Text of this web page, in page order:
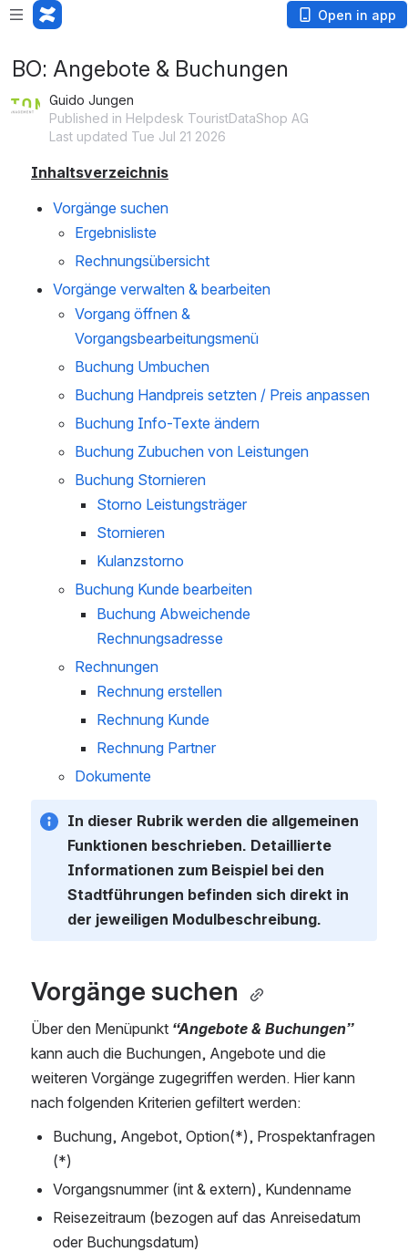
Open in app
BO: Angebote & Buchungen
Guido Jungen
Published in Helpdesk TouristDataShop AG
Last updated Tue Jul 21 2026
Inhaltsverzeichnis
Vorgänge suchen
Ergebnisliste
Rechnungsübersicht
Vorgänge verwalten & bearbeiten
Vorgang öffnen &
Vorgangsbearbeitungsmenü
Buchung Umbuchen
Buchung Handpreis setzten / Preis anpassen
Buchung Info-Texte ändern
Buchung Zubuchen von Leistungen
Buchung Stornieren
Storno Leistungsträger
Stornieren
Kulanzstorno
Buchung Kunde bearbeiten
Buchung Abweichende
Rechnungsadresse
Rechnungen
Rechnung erstellen
Rechnung Kunde
Rechnung Partner
Dokumente
In dieser Rubrik werden die allgemeinen
Funktionen beschrieben. Detaillierte
Informationen zum Beispiel bei den
Stadtführungen befinden sich direkt in
der jeweiligen Modulbeschreibung.
Vorgänge suchen
Über den Menüpunkt “Angebote & Buchungen”
kann auch die Buchungen, Angebote und die
weiteren Vorgänge zugegriffen werden. Hier kann
nach folgenden Kriterien gefiltert werden:
Buchung, Angebot, Option(*), Prospektanfragen
(*)
Vorgangsnummer (int & extern), Kundenname
Reisezeitraum (bezogen auf das Anreisedatum
oder Buchungsdatum)